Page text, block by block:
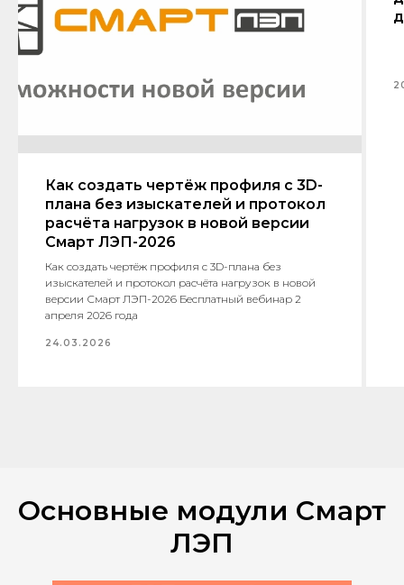
Как создать чертёж профиля с 3D-
плана без изыскателей и протокол
расчёта нагрузок в новой версии
Смарт ЛЭП-2026
Как создать чертёж профиля с 3D-плана без
изыскателей и протокол расчёта нагрузок в новой
версии Смарт ЛЭП-2026 Бесплатный вебинар 2
апреля 2026 года
24.03.2026
Основные модули Смарт
ЛЭП